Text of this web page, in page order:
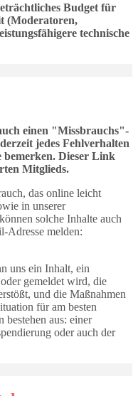
Budget für
(Moderatoren,
technische
einen "Missbrauchs"-
jedes Fehlverhalten
bemerken. Dieser Link
Mitglieds.
das online leicht
in unserer
solche Inhalte auch
Adresse melden:
uns ein Inhalt, ein
gemeldet wird, die
und die Maßnahmen
für am besten
bestehen aus: einer
oder auch der